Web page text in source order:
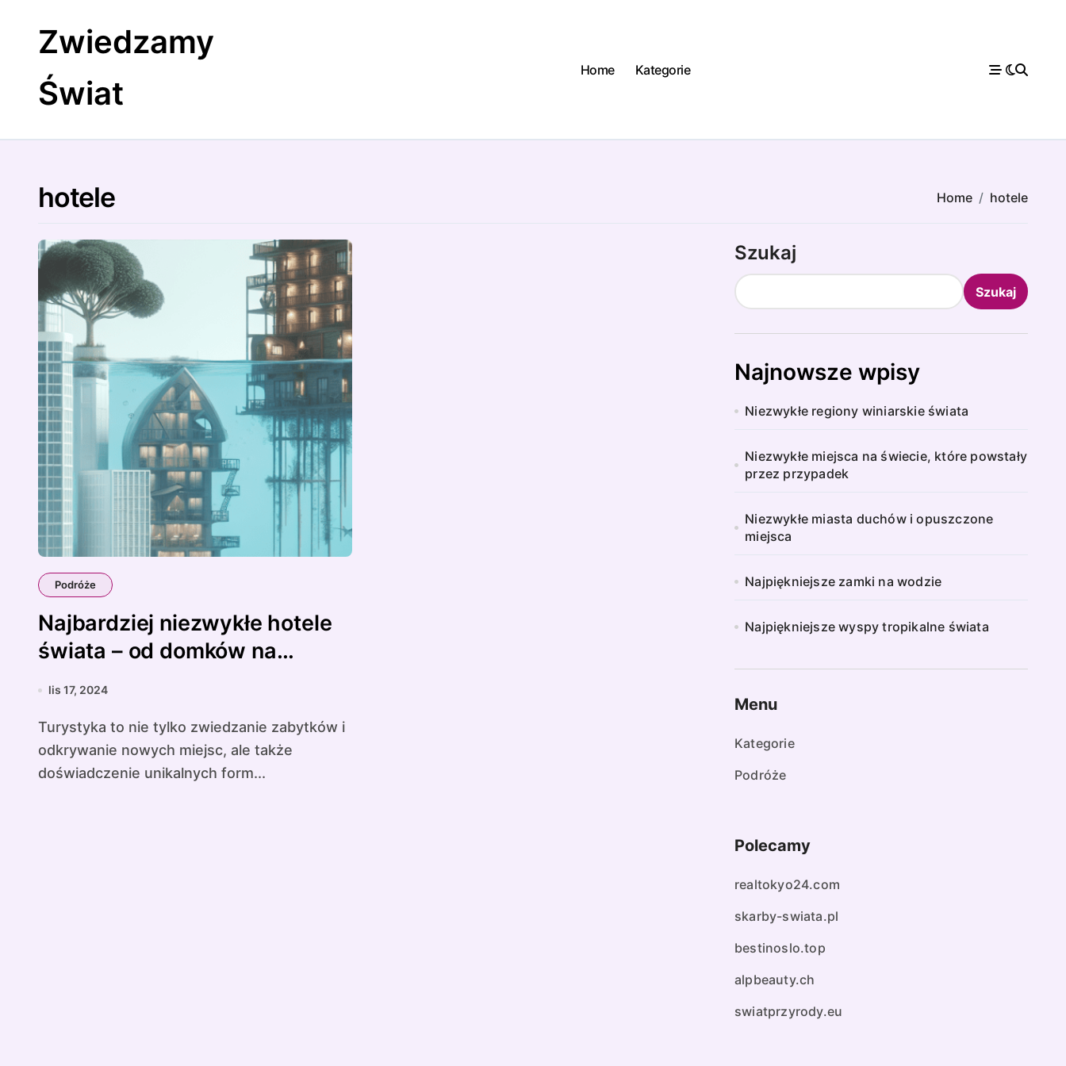
contentZwiedzamy
Świat
Home Kategorie
hotele Home hotele
Podróże
Najbardziej niezwykłe hotele
świata – od domków na
drzewach po podwodne
lis 17, 2024
Turystyka to nie tylko zwiedzanie zabytków i
odkrywanie nowych miejsc, ale także
doświadczenie unikalnych form...
Szukaj
Szukaj
Najnowsze wpisy
Niezwykłe regiony winiarskie świata
Niezwykłe miejsca na świecie, które powstały
przez przypadek
Niezwykłe miasta duchów i opuszczone
miejsca
Najpiękniejsze zamki na wodzie
Najpiękniejsze wyspy tropikalne świata
Menu
Kategorie
Podróże
Polecamy
realtokyo24.com
skarby-swiata.pl
bestinoslo.top
alpbeauty.ch
swiatprzyrody.eu